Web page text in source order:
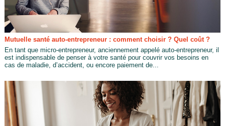
Mutuelle santé auto-entrepreneur : comment choisir ? Quel coût ?
En tant que micro-entrepreneur, anciennement appelé auto-entrepreneur, il
est indispensable de penser à votre santé pour couvrir vos besoins en
cas de maladie, d’accident, ou encore paiement de...